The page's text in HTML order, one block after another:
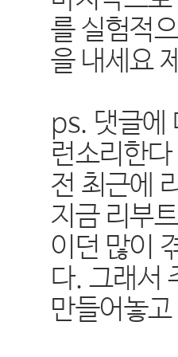
를 실험적
을 내세요
ps. 댓글에
런소리한
전 최근에
지금 리부
이던 많이
다. 그래서
만들어놓